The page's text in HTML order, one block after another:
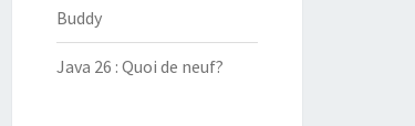
Buddy
Java 26 : Quoi de neuf?